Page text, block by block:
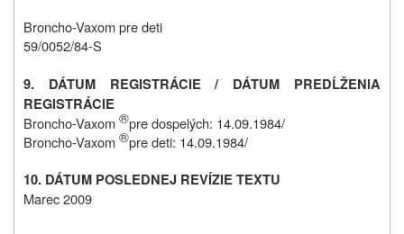
Broncho-Vaxom pre deti
59/0052/84-S
9. DÁTUM REGISTRÁCIE / DÁTUM PREDĹŽENIA
REGISTRÁCIE
Broncho-Vaxom®pre dospelých: 14.09.1984/
Broncho-Vaxom®pre deti: 14.09.1984/
10. DÁTUM POSLEDNEJ REVÍZIE TEXTU
Marec 2009